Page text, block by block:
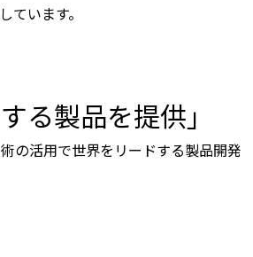
います。
る製品を提供」
の活用で世界をリードする製品開発